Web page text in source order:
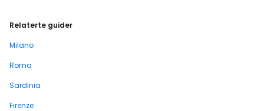
Relaterte guider
Milano
Roma
Sardinia
Firenze